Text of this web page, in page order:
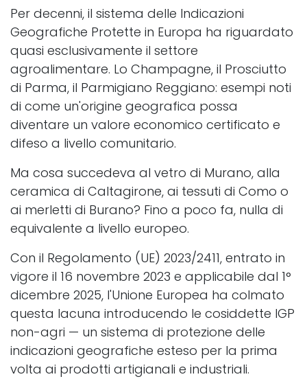
Per decenni, il sistema delle Indicazioni
Geografiche Protette in Europa ha riguardato
quasi esclusivamente il settore
agroalimentare. Lo Champagne, il Prosciutto
di Parma, il Parmigiano Reggiano: esempi noti
di come un'origine geografica possa
diventare un valore economico certificato e
difeso a livello comunitario.
Ma cosa succedeva al vetro di Murano, alla
ceramica di Caltagirone, ai tessuti di Como o
ai merletti di Burano? Fino a poco fa, nulla di
equivalente a livello europeo.
Con il Regolamento (UE) 2023/2411, entrato in
vigore il 16 novembre 2023 e applicabile dal 1°
dicembre 2025, l'Unione Europea ha colmato
questa lacuna introducendo le cosiddette IGP
non-agri — un sistema di protezione delle
indicazioni geografiche esteso per la prima
volta ai prodotti artigianali e industriali.